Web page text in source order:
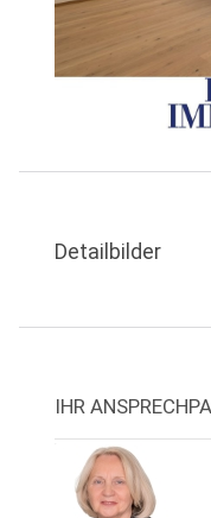
Detailbilder
IHR